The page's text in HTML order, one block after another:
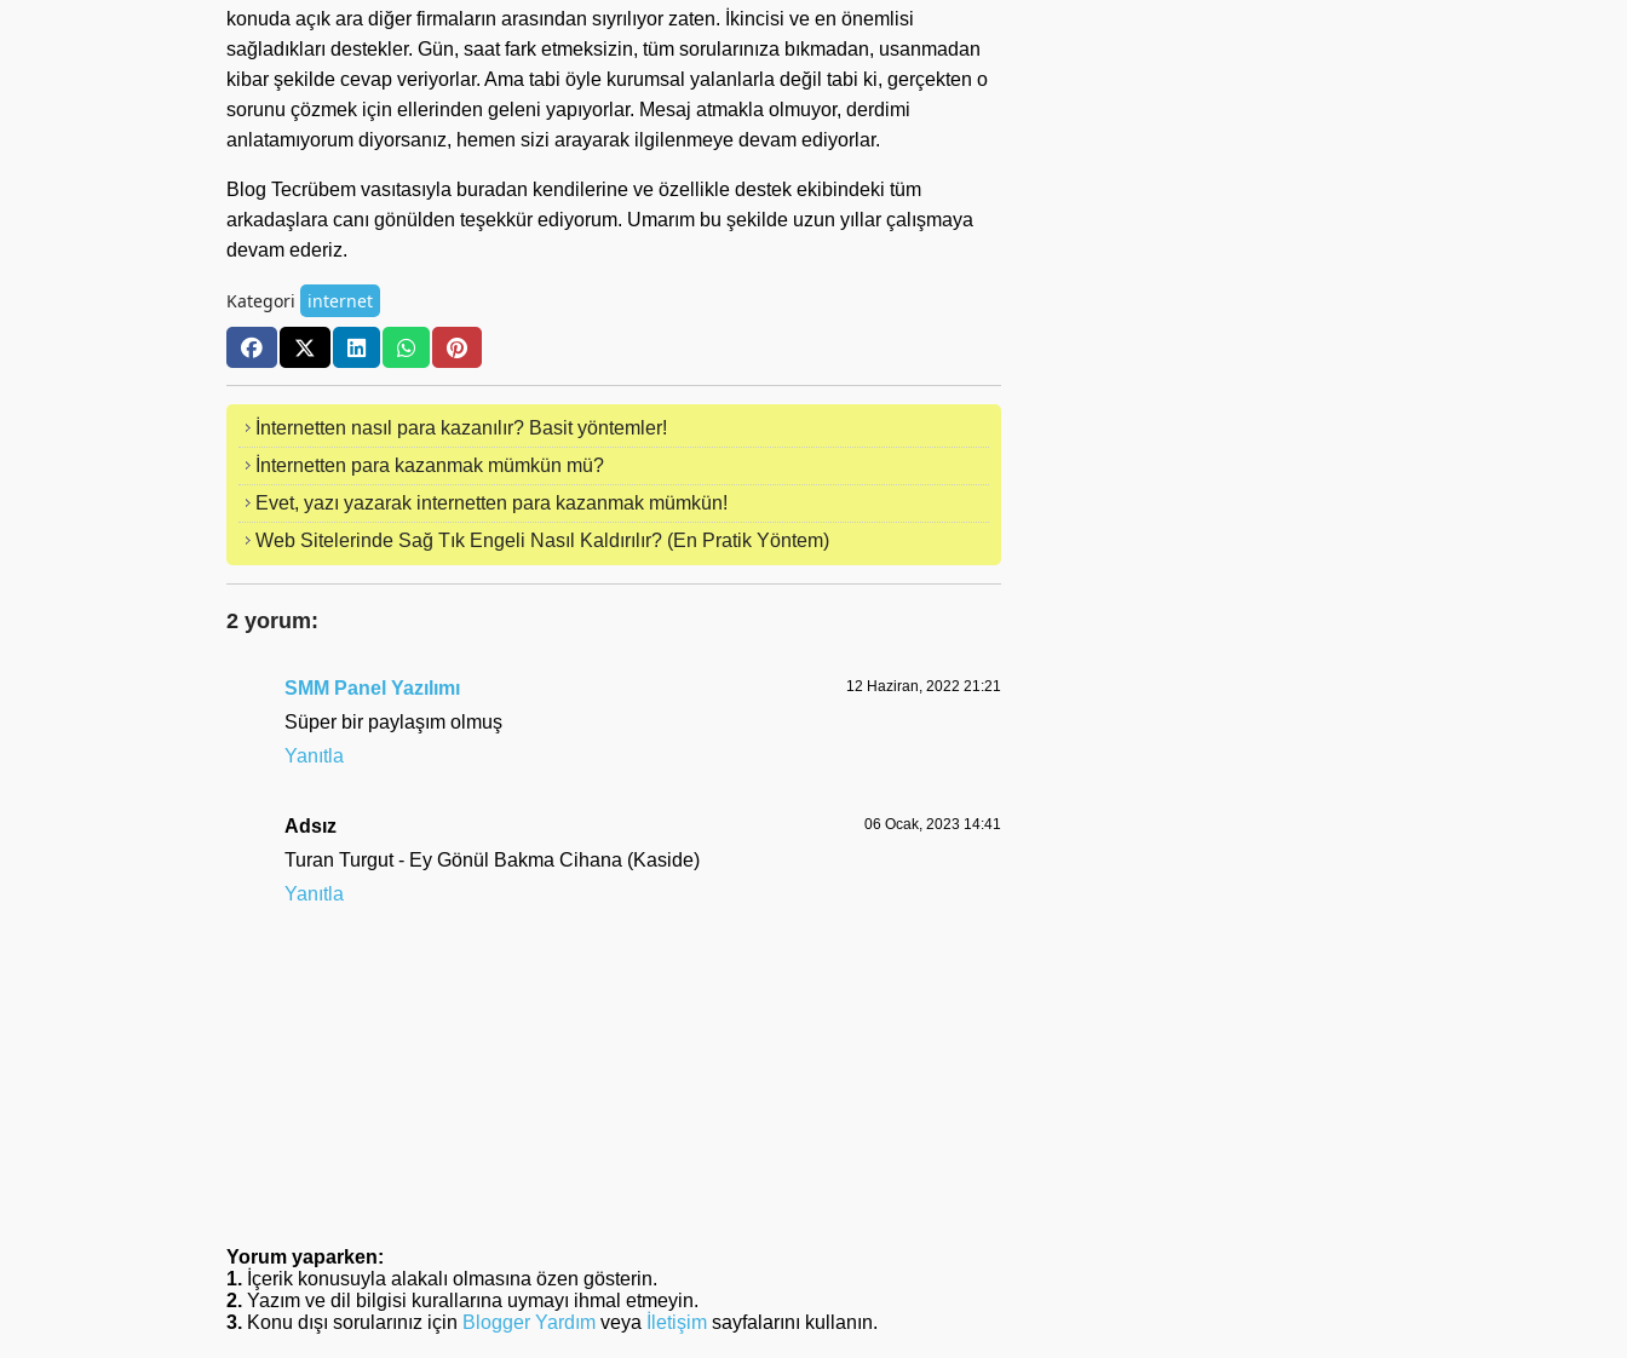
konuda açık ara diğer firmaların arasından sıyrılıyor zaten. İkincisi ve en önemlisi
sağladıkları destekler. Gün, saat fark etmeksizin, tüm sorularınıza bıkmadan, usanmadan
kibar şekilde cevap veriyorlar. Ama tabi öyle kurumsal yalanlarla değil tabi ki, gerçekten o
sorunu çözmek için ellerinden geleni yapıyorlar. Mesaj atmakla olmuyor, derdimi
anlatamıyorum diyorsanız, hemen sizi arayarak ilgilenmeye devam ediyorlar.
Blog Tecrübem vasıtasıyla buradan kendilerine ve özellikle destek ekibindeki tüm
arkadaşlara canı gönülden teşekkür ediyorum. Umarım bu şekilde uzun yıllar çalışmaya
devam ederiz.
Kategori internet
İnternetten nasıl para kazanılır? Basit yöntemler!
İnternetten para kazanmak mümkün mü?
Evet, yazı yazarak internetten para kazanmak mümkün!
Web Sitelerinde Sağ Tık Engeli Nasıl Kaldırılır? (En Pratik Yöntem)
2 yorum:
SMM Panel Yazılımı 12 Haziran, 2022 21:21
Süper bir paylaşım olmuş
Yanıtla
Adsız 06 Ocak, 2023 14:41
Turan Turgut - Ey Gönül Bakma Cihana (Kaside)
Yanıtla
Yorum yaparken:
1. İçerik konusuyla alakalı olmasına özen gösterin.
2. Yazım ve dil bilgisi kurallarına uymayı ihmal etmeyin.
3. Konu dışı sorularınız için Blogger Yardım veya İletişim sayfalarını kullanın.